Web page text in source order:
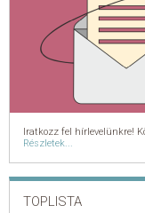
Iratkozz fel hírlevelünkre!
Részletek...
TOPLISTA